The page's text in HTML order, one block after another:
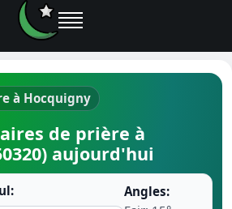
Ramadan
à Hocquigny
de prière à
aujourd'hui
Angles: